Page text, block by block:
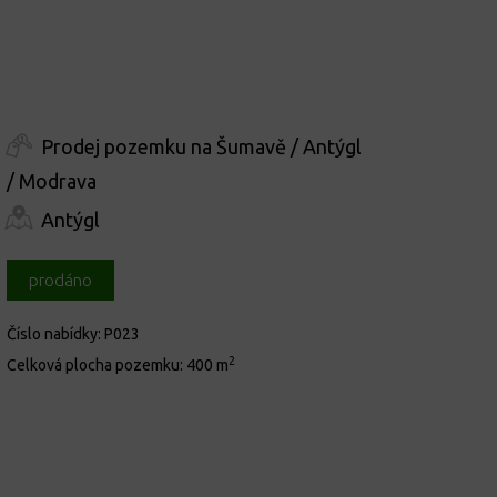
Prodej pozemku na Šumavě / Antýgl
/ Modrava
Antýgl
prodáno
Číslo nabídky: P023
Celková plocha pozemku: 400 m2